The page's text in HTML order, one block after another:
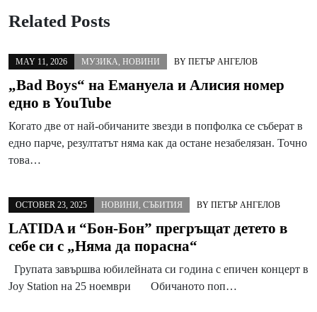
Related Posts
MAY 11, 2026 МУЗИКА НОВИНИ BY ПЕТЪР АНГЕЛОВ
„Bad Boys“ на Емануела и Алисия номер
едно в YouTube
Когато две от най-обичаните звезди в попфолка се съберат в
едно парче, резултатът няма как да остане незабелязан. Точно
това…
OCTOBER 23, 2025 НОВИНИ СЪБИТИЯ BY ПЕТЪР АНГЕЛОВ
LATIDA и “Бон-Бон” прегръщат детето в
себе си с „Няма да порасна“
Групата завършва юбилейната си година с епичен концерт в
Joy Station на 25 ноември Обичаното поп…